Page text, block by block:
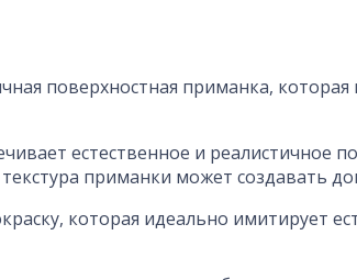
поверхностная приманка,
естественное и реалистичное
приманки может создавать
которая идеально имитирует